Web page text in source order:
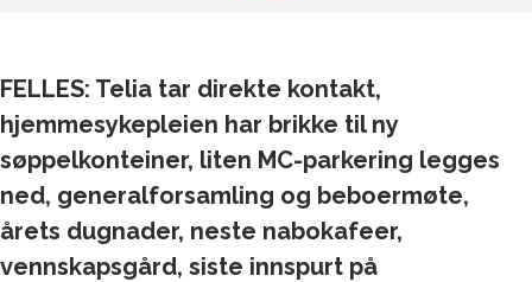
FELLES: Telia tar direkte kontakt,
hjemmesykepleien har brikke til ny
søppelkonteiner, liten MC-parkering legges
ned, generalforsamling og beboermøte,
årets dugnader, neste nabokafeer,
vennskapsgård, siste innspurt på